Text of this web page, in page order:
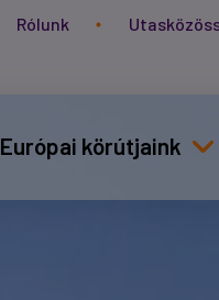
Rólunk
Európai körútjaink